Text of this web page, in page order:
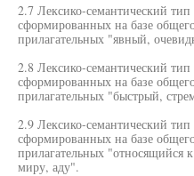
2.7 Лексико-семантический
сформированных на базе
прилагательных "явный,
2.8 Лексико-семантический
сформированных на базе
прилагательных "быстрый,
2.9 Лексико-семантический
сформированных на базе
прилагательных "относящийся
миру, аду".